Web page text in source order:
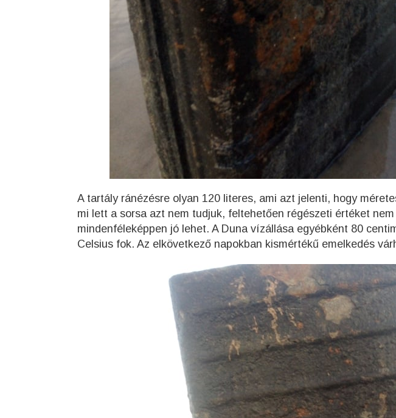
A tartály ránézésre olyan 120 literes, ami azt jelenti, hogy
mi lett a sorsa azt nem tudjuk, feltehetően régészeti értéket
mindenféleképpen jó lehet. A Duna vízállása egyébként 80
Celsius fok. Az elkövetkező napokban kismértékű emelkedés